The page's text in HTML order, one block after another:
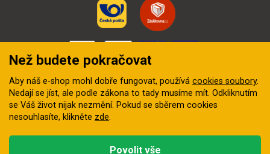
Než budete pokračovat
Aby náš e-shop mohl dobře fungovat, používá cookies soubory.
Nedají se jíst, ale podle zákona to tady musíme mít. Odkliknutím
se Váš život nijak nezmění. Pokud se sběrem cookies
nesouhlasíte, klikněte zde.
Povolit vše